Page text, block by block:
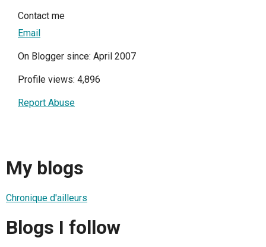
Contact me
Email
On Blogger since: April 2007
Profile views: 4,896
Report Abuse
My blogs
Chronique d'ailleurs
Blogs I follow